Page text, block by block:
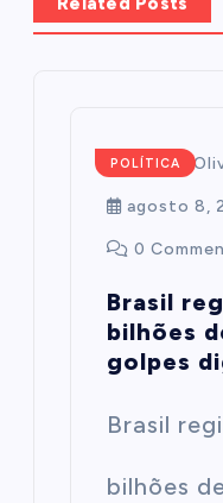
POLÍTICA
Mairim de
agosto 8,
0
Brasil
bilhões
golpes
Brasil
bilhões